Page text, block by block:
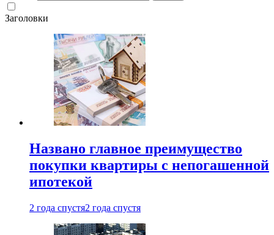
Заголовки
Названо главное преимущество
покупки квартиры с непогашенной
ипотекой
2 года спустя2 года спустя